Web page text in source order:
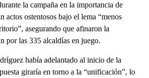
la campaña en la importancia de
actos ostentosos bajo el lema “menos
asegurando que afinaron la
por las 335 alcaldías en juego.
había adelantado al inicio de la
giraría en torno a la “unificación”, lo